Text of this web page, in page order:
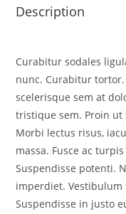
Description
Curabitur sodales
nunc. Curabitur
scelerisque sem at
tristique sem. Proin
Morbi lectus risus,
massa. Fusce ac
Suspendisse potenti.
imperdiet. Vestibulum
Suspendisse in justo